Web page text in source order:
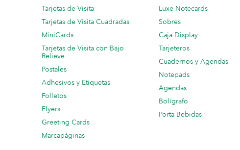
Tarjetas de Visita
Tarjetas de Visita Cuadradas
MiniCards
Tarjetas de Visita con Bajo
Relieve
Postales
Adhesivos y Etiquetas
Folletos
Flyers
Greeting Cards
Marcapáginas
Luxe Notecards
Sobres
Caja Display
Tarjeteros
Cuadernos y Agendas
Notepads
Agendas
Bolígrafo
Porta Bebidas